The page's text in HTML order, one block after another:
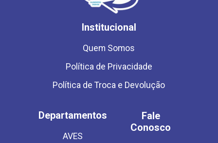
Institucional
Quem Somos
Política de Privacidade
Política de Troca e Devolução
Departamentos
AVES
Fale
Conosco